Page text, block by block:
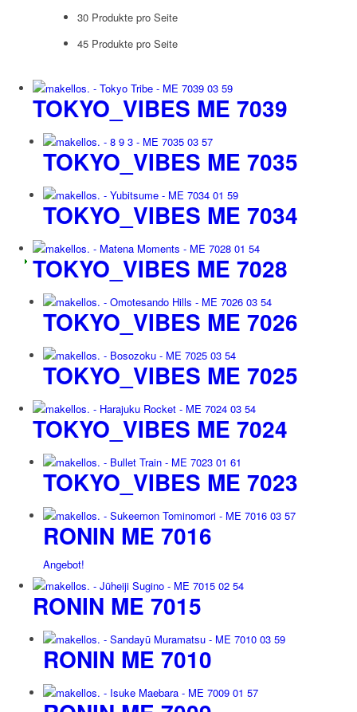
30 Produkte pro Seite
45 Produkte pro Seite
TOKYO_VIBES ME 7039
TOKYO_VIBES ME 7035
TOKYO_VIBES ME 7034
TOKYO_VIBES ME 7028
TOKYO_VIBES ME 7026
TOKYO_VIBES ME 7025
TOKYO_VIBES ME 7024
TOKYO_VIBES ME 7023
RONIN ME 7016
Angebot!
RONIN ME 7015
RONIN ME 7010